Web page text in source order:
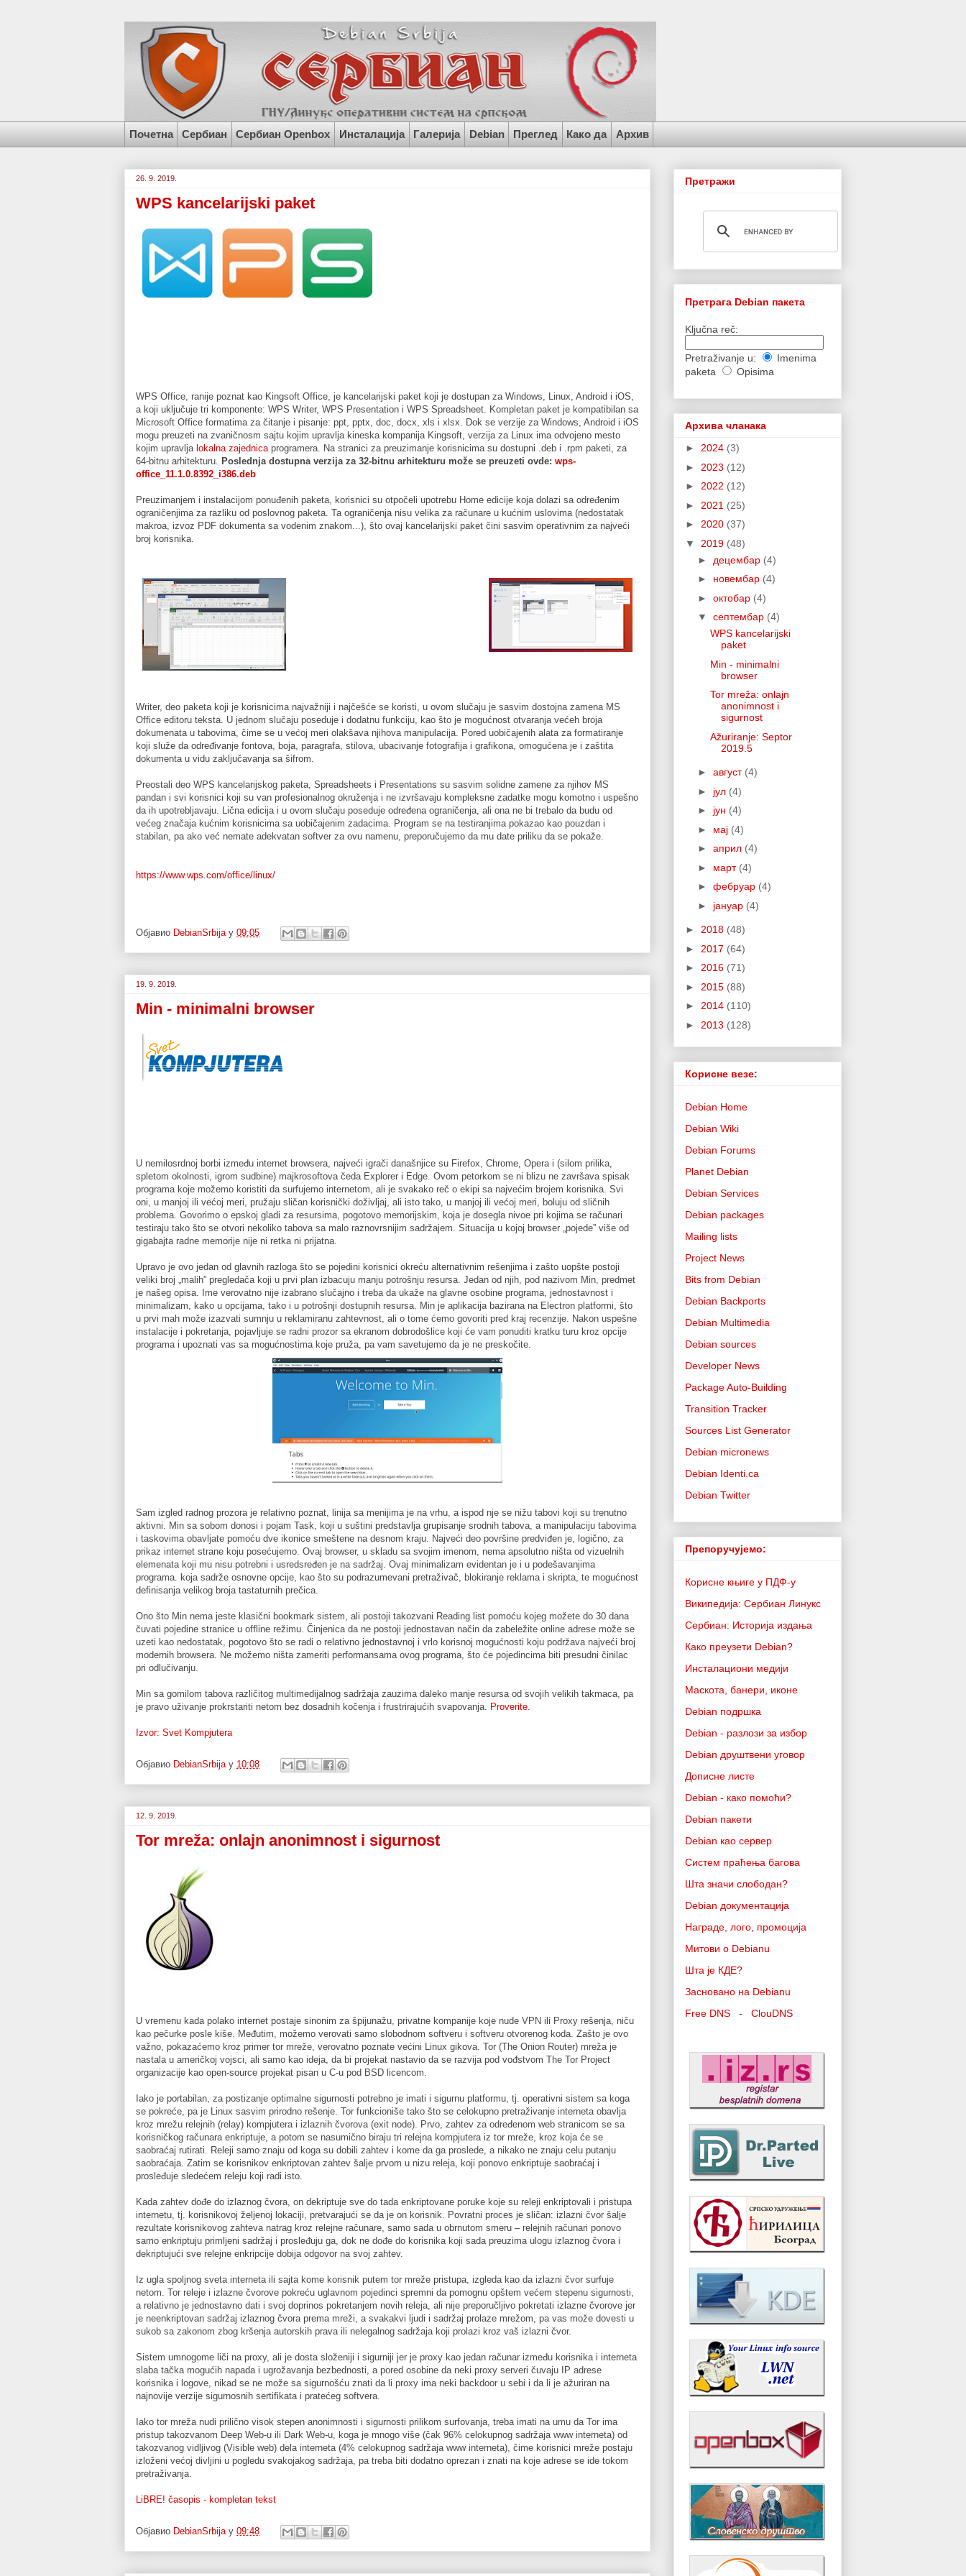
Почетна Сербиан Сербиан Openbox Инсталација Галерија Debian Преглед Како да Архив
26. 9. 2019.
WPS kancelarijski paket
WPS Office, ranije poznat kao Kingsoft Office, je kancelarijski paket koji je dostupan za Windows, Linux, Android i iOS,
a koji uključuje tri komponente: WPS Writer, WPS Presentation i WPS Spreadsheet. Kompletan paket je kompatibilan sa
Microsoft Office formatima za čitanje i pisanje: ppt, pptx, doc, docx, xls i xlsx. Dok se verzije za Windows, Android i iOS
mogu preuzeti na zvaničnosm sajtu kojim upravlja kineska kompanija Kingsoft, verzija za Linux ima odvojeno mesto
kojim upravlja lokalna zajednicaprogramera. Na stranici za preuzimanje korisnicima su dostupni .deb i .rpm paketi, za
64-bitnu arhitekturu. Poslednja dostupna verzija za 32-bitnu arhitekturu može se preuzeti ovde: wps-
office_11.1.0.8392_i386.deb
Preuzimanjem i instalacijom ponuđenih paketa, korisnici su otpočeli upotrebu Home edicije koja dolazi sa određenim
ograničenjima za razliku od poslovnog paketa. Ta ograničenja nisu velika za računare u kućnim uslovima (nedostatak
makroa, izvoz PDF dokumenta sa vodenim znakom...), što ovaj kancelarijski paket čini sasvim operativnim za najveći
broj korisnika.
Writer, deo paketa koji je korisnicima najvažniji i najčešće se koristi, u ovom slučaju je sasvim dostojna zamena MS
Office editoru teksta. U jednom slučaju poseduje i dodatnu funkciju, kao što je mogućnost otvaranja većeh broja
dokumenata u tabovima, čime se u većoj meri olakšava njihova manipulacija. Pored uobičajenih alata za formatiranje
koji služe da određivanje fontova, boja, paragrafa, stilova, ubacivanje fotografija i grafikona, omogućena je i zaštita
dokumenta u vidu zaključavanja sa šifrom.
Preostali deo WPS kancelarijskog paketa, Spreadsheets i Presentations su sasvim solidne zamene za njihov MS
pandan i svi korisnici koji su van profesionalnog okruženja i ne izvršavaju kompleksne zadatke mogu komotno i uspešno
da ih upotrebljavaju. Lična edicija i u ovom slučaju poseduje određena ograničenja, ali ona ne bi trebalo da budu od
većeg značaja kućnim korisnicima sa uobičajenim zadacima. Program se na testiranjima pokazao kao pouzdan i
stabilan, pa ako već nemate adekvatan softver za ovu namenu, preporučujemo da mu date priliku da se pokaže.
https://www.wps.com/office/linux/
Објавио DebianSrbija у 09:05
19. 9. 2019.
Min - minimalni browser
U nemilosrdnoj borbi između internet browsera, najveći igrači današnjice su Firefox, Chrome, Opera i (silom prilika,
spletom okolnosti, igrom sudbine) majkrosoftova čeda Explorer i Edge. Ovom petorkom se ni blizu ne završava spisak
programa koje možemo koristiti da surfujemo internetom, ali je svakako reč o ekipi sa najvećim brojem korisnika. Svi
oni, u manjoj ili većoj meri, pružaju sličan korisnički doživljaj, ali isto tako, u manjoj ili većoj meri, boluju od sličnih
problema. Govorimo o epskoj gladi za resursima, pogotovo memorijskim, koja je dosegla nivoe pri kojima se računari
testiraju tako što se otvori nekoliko tabova sa malo raznovrsnijim sadržajem. Situacija u kojoj browser „pojede” više od
gigabajta radne memorije nije ni retka ni prijatna.
Upravo je ovo jedan od glavnih razloga što se pojedini korisnici okreću alternativnim rešenjima i zašto uopšte postoji
veliki broj „malih” pregledača koji u prvi plan izbacuju manju potrošnju resursa. Jedan od njih, pod nazivom Min, predmet
je našeg opisa. Ime verovatno nije izabrano slučajno i treba da ukaže na glavne osobine programa, jednostavnost i
minimalizam, kako u opcijama, tako i u potrošnji dostupnih resursa. Min je aplikacija bazirana na Electron platformi, što
u prvi mah može izazvati sumnju u reklamiranu zahtevnost, ali o tome ćemo govoriti pred kraj recenzije. Nakon uspešne
instalacije i pokretanja, pojavljuje se radni prozor sa ekranom dobrodošlice koji će vam ponuditi kratku turu kroz opcije
programa i upoznati vas sa mogućnostima koje pruža, pa vam savetujemo da je ne preskočite.
Sam izgled radnog prozora je relativno poznat, linija sa menijima je na vrhu, a ispod nje se nižu tabovi koji su trenutno
aktivni. Min sa sobom donosi i pojam Task, koji u suštini predstavlja grupisanje srodnih tabova, a manipulaciju tabovima
i taskovima obavljate pomoću dve ikonice smeštene na desnom kraju. Najveći deo površine predviđen je, logično, za
prikaz internet strane koju posećujemo. Ovaj browser, u skladu sa svojim imenom, nema apsolutno ništa od vizuelnih
elemenata koji mu nisu potrebni i usredsređen je na sadržaj. Ovaj minimalizam evidentan je i u podešavanjima
programa. koja sadrže osnovne opcije, kao što su podrazumevani pretraživač, blokiranje reklama i skripta, te mogućnost
definisanja velikog broja tastaturnih prečica.
Ono što Min nema jeste klasični bookmark sistem, ali postoji takozvani Reading list pomoću kojeg možete do 30 dana
čuvati pojedine stranice u offline režimu. Činjenica da ne postoji jednostavan način da zabeležite online adrese može se
uzeti kao nedostatak, pogotovo što se radi o relativno jednostavnoj i vrlo korisnoj mogućnosti koju podržava najveći broj
modernih browsera. Ne možemo ništa zameriti performansama ovog programa, što će pojedincima biti presudni činilac
pri odlučivanju.
Min sa gomilom tabova različitog multimedijalnog sadržaja zauzima daleko manje resursa od svojih velikih takmaca, pa
je pravo uživanje prokrstariti netom bez dosadnih kočenja i frustrirajućih svapovanja. Proverite.
Izvor: Svet Kompjutera
Објавио DebianSrbija у 10:08
12. 9. 2019.
Tor mreža: onlajn anonimnost i sigurnost
U vremenu kada polako internet postaje sinonim za špijunažu, privatne kompanije koje nude VPN ili Proxy rešenja, niču
kao pečurke posle kiše. Međutim, možemo verovati samo slobodnom softveru i softveru otvorenog koda. Zašto je ovo
važno, pokazaćemo kroz primer tor mreže, verovatno poznate većini Linux gikova. Tor (The Onion Router) mreža je
nastala u američkoj vojsci, ali samo kao ideja, da bi projekat nastavio da se razvija pod vođstvom The Tor Project
organizacije kao open-source projekat pisan u C-u pod BSD licencom.
Iako je portabilan, za postizanje optimalne sigurnosti potrebno je imati i sigurnu platformu, tj. operativni sistem sa koga
se pokreće, pa je Linux sasvim prirodno rešenje. Tor funkcioniše tako što se celokupno pretraživanje interneta obavlja
kroz mrežu relejnih (relay) kompjutera i izlaznih čvorova (exit node). Prvo, zahtev za određenom web stranicom se sa
korisničkog računara enkriptuje, a potom se nasumično biraju tri relejna kompjutera iz tor mreže, kroz koja će se
saobraćaj rutirati. Releji samo znaju od koga su dobili zahtev i kome da ga proslede, a nikako ne znaju celu putanju
saobraćaja. Zatim se korisnikov enkriptovan zahtev šalje prvom u nizu releja, koji ponovo enkriptuje saobraćaj i
prosleđuje sledećem releju koji radi isto.
Kada zahtev dođe do izlaznog čvora, on dekriptuje sve do tada enkriptovane poruke koje su releji enkriptovali i pristupa
internetu, tj. korisnikovoj željenoj lokaciji, pretvarajući se da je on korisnik. Povratni proces je sličan: izlazni čvor šalje
rezultate korisnikovog zahteva natrag kroz relejne računare, samo sada u obrnutom smeru – relejnih računari ponovo
samo enkriptuju primljeni sadržaj i prosleđuju ga, dok ne dođe do korisnika koji sada preuzima ulogu izlaznog čvora i
dekriptujući sve relejne enkripcije dobija odgovor na svoj zahtev.
Iz ugla spoljnog sveta interneta ili sajta kome korisnik putem tor mreže pristupa, izgleda kao da izlazni čvor surfuje
netom. Tor releje i izlazne čvorove pokreću uglavnom pojedinci spremni da pomognu opštem većem stepenu sigurnosti,
a relativno je jednostavno dati i svoj doprinos pokretanjem novih releja, ali nije preporučljivo pokretati izlazne čvorove jer
je neenkriptovan sadržaj izlaznog čvora prema mreži, a svakakvi ljudi i sadržaj prolaze mrežom, pa vas može dovesti u
sukob sa zakonom zbog kršenja autorskih prava ili nelegalnog sadržaja koji prolazi kroz vaš izlazni čvor.
Sistem umnogome liči na proxy, ali je dosta složeniji i sigurniji jer je proxy kao jedan računar između korisnika i interneta
slaba tačka mogućih napada i ugrožavanja bezbednosti, a pored osobine da neki proxy serveri čuvaju IP adrese
korisnika i logove, nikad se ne može sa sigurnošću znati da li proxy ima neki backdoor u sebi i da li je ažuriran na
najnovije verzije sigurnosnih sertifikata i pratećeg softvera.
Iako tor mreža nudi prilično visok stepen anonimnosti i sigurnosti prilikom surfovanja, treba imati na umu da Tor ima
pristup takozvanom Deep Web-u ili Dark Web-u, koga je mnogo više (čak 96% celokupnog sadržaja www interneta) od
takozvanog vidljivog (Visible web) dela interneta (4% celokupnog sadržaja www interneta), čime korisnici mreže postaju
izloženi većoj divljini u pogledu svakojakog sadržaja, pa treba biti dodatno oprezan i znati na koje adrese se ide tokom
pretraživanja.
LiBRE! časopis - kompletan tekst
Објавио DebianSrbija у 09:48
Претражи
Претрага Debian пакета
Ključna reč:
Pretraživanje u:
Imenima
paketa
Opisima
Архива чланака
► 2024 (3)
► 2023 (12)
► 2022 (12)
► 2021 (25)
► 2020 (37)
▼ 2019 (48)
► децембар (4)
► новембар (4)
► октобар (4)
▼ септембар (4)
WPS kancelarijski
paket
Min - minimalni
browser
Tor mreža: onlajn
anonimnost i
sigurnost
Ažuriranje: Septor
2019.5
► август (4)
► јул (4)
► јун (4)
► мај (4)
► април (4)
► март (4)
► фебруар (4)
► јануар (4)
► 2018 (48)
► 2017 (64)
► 2016 (71)
► 2015 (88)
► 2014 (110)
► 2013 (128)
Корисне везе:
Debian Home
Debian Wiki
Debian Forums
Planet Debian
Debian Services
Debian packages
Mailing lists
Project News
Bits from Debian
Debian Backports
Debian Multimedia
Debian sources
Developer News
Package Auto-Building
Transition Tracker
Sources List Generator
Debian micronews
Debian Identi.ca
Debian Twitter
Препоручујемо:
Корисне књиге у ПДФ-у
Википедија: Сербиан Линукс
Сербиан: Историја издања
Како преузети Debian?
Инсталациони медији
Маскота, банери, иконе
Debian подршка
Debian - разлози за избор
Debian друштвени уговор
Дописне листе
Debian - како помоћи?
Debian пакети
Debian као сервер
Систем праћења багова
Шта значи слободан?
Debian документација
Награде, лого, промоција
Митови о Debianu
Шта је КДЕ?
Засновано на Debianu
Free DNS - ClouDNS